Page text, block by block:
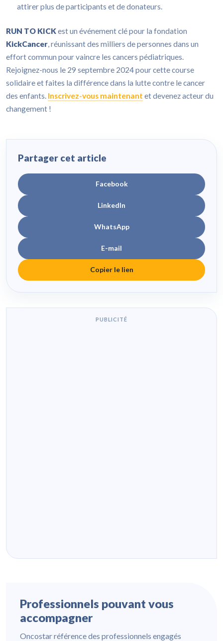
attirer plus de participants et de donateurs.
RUN TO KICKest un événement clé pour la fondation
KickCancer , réunissant des milliers de personnes dans un
effort commun pour vaincre les cancers pédiatriques.
Rejoignez-nous le 29 septembre 2024 pour cette course
solidaire et faites la différence dans la lutte contre le cancer
des enfants. Inscrivez-vous maintenant et devenez acteur du
changement !
Partager cet article
Facebook
LinkedIn
WhatsApp
E-mail
Copier le lien
PUBLICITÉ
Professionnels pouvant vous
accompagner
Oncostar référence des professionnels engagés